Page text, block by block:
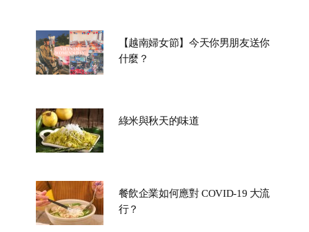
【越南婦女節】今天你男朋友送你
什麼？
綠米與秋天的味道
餐飲企業如何應對 COVID-19 大流
行？